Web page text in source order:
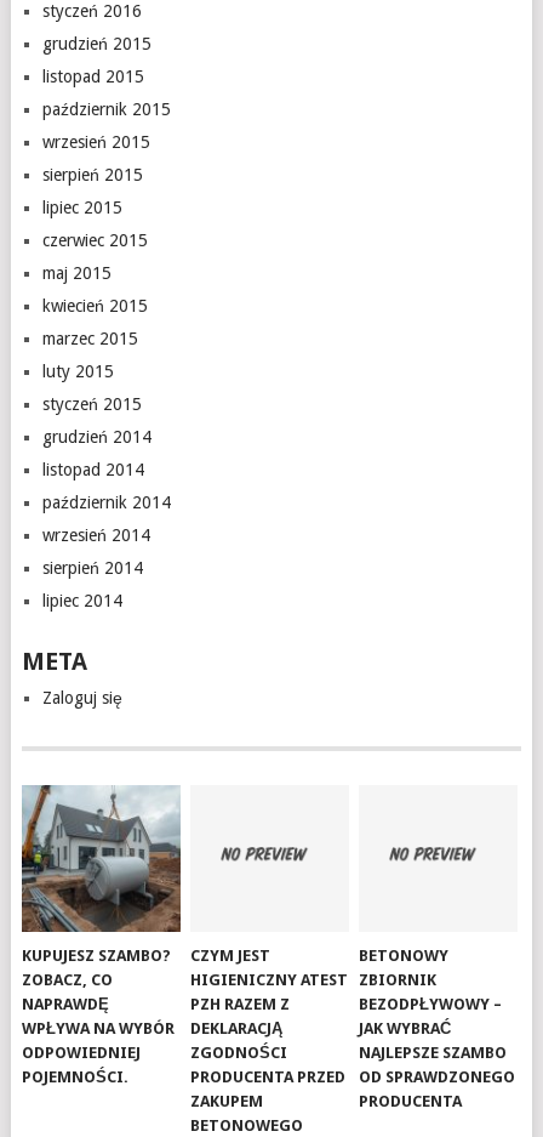
styczeń 2016
grudzień 2015
listopad 2015
październik 2015
wrzesień 2015
sierpień 2015
lipiec 2015
czerwiec 2015
maj 2015
kwiecień 2015
marzec 2015
luty 2015
styczeń 2015
grudzień 2014
listopad 2014
październik 2014
wrzesień 2014
sierpień 2014
lipiec 2014
META
Zaloguj się
KUPUJESZ SZAMBO?
ZOBACZ, CO
NAPRAWDĘ
WPŁYWA NA WYBÓR
ODPOWIEDNIEJ
POJEMNOŚCI.
CZYM JEST
HIGIENICZNY ATEST
PZH RAZEM Z
DEKLARACJĄ
ZGODNOŚCI
PRODUCENTA PRZED
ZAKUPEM
BETONOWEGO
BETONOWY
ZBIORNIK
BEZODPŁYWOWY –
JAK WYBRAĆ
NAJLEPSZE SZAMBO
OD SPRAWDZONEGO
PRODUCENTA